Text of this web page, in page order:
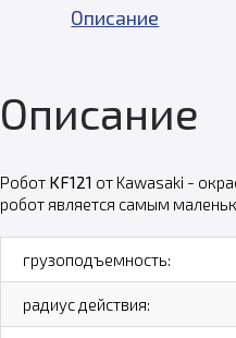
Описание
Описание
Робот KF121 от Kawasaki -
робот является самым
грузоподъемность:
радиус действия: